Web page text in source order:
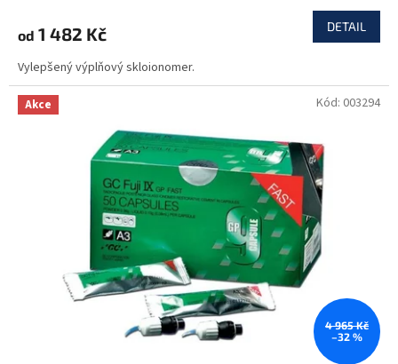
od 1 482 Kč DETAIL
Vylepšený výplňový skloionomer.
Akce
4 965 Kč
–32 %
Kód: 003294